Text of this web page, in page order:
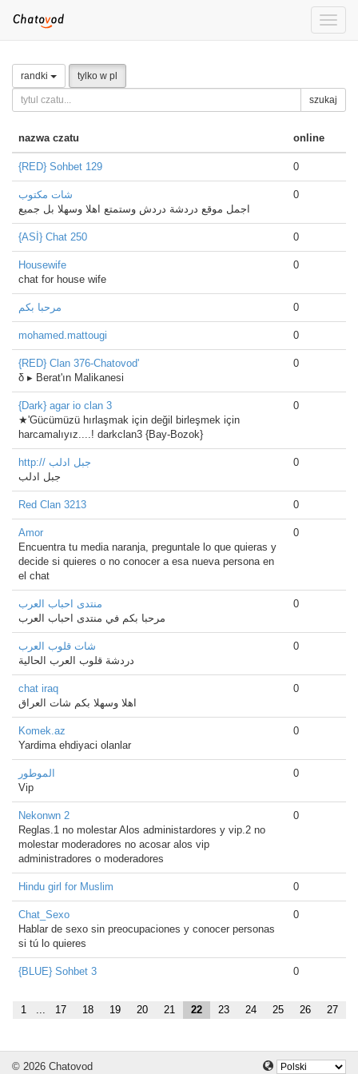
Toggle
randki tylko w pl
szukaj
nazwa czatu online
{RED} Sohbet 129 0
شات مكتوب
اجمل موقع دردشة دردش وستمتع اهلا وسهلا بل جميع
0
{ASİ} Chat 250 0
Housewife
chat for house wife
0
مرحبا بكم 0
mohamed.mattougi 0
{RED} Clan 376-Chatovod'
δ ▸ Berat'ın Malikanesi
0
{Dark} agar io clan 3
★'Gücümüzü hırlaşmak için değil birleşmek için
harcamalıyız....! darkclan3 {Bay-Bozok}
0
http:// جبل ادلب
جبل ادلب
0
Red Clan 3213 0
Amor
Encuentra tu media naranja, preguntale lo que quieras y
decide si quieres o no conocer a esa nueva persona en
el chat
0
منتدى احباب العرب
مرحبا بكم في منتدى احباب العرب
0
شات قلوب العرب
دردشة قلوب العرب الحالية
0
chat iraq
اهلا وسهلا بكم شات العراق
0
Komek.az
Yardima ehdiyaci olanlar
0
الموطور
Vip
0
Nekonwn 2
Reglas.1 no molestar Alos administardores y vip.2 no
molestar moderadores no acosar alos vip
administradores o moderadores
0
Hindu girl for Muslim 0
Chat_Sexo
Hablar de sexo sin preocupaciones y conocer personas
si tú lo quieres
0
{BLUE} Sohbet 3 0
1 ... 17 18 19 20 21 22 23 24 25 26 27
© 2026 Chatovod